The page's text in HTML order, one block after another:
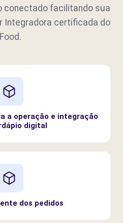
conectado facilitando sua
Integradora certificada do
a operação e integração
digital
dos pedidos